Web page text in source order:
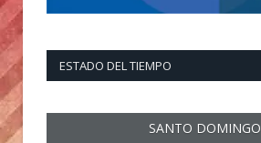
ESTADO DEL TIEMPO
SANTO DOMINGO